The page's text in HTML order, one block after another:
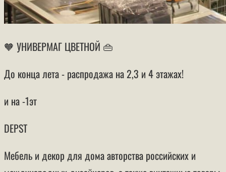
🧡 УНИВЕРМАГ ЦВЕТНОЙ 👜
До конца лета - распродажа на 2,3 и 4 этажах!
и на -1эт
DEPST
Мебель и декор для дома авторства российских и